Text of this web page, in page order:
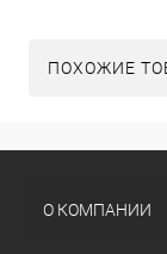
ПОХОЖИЕ
О КОМПАНИИ